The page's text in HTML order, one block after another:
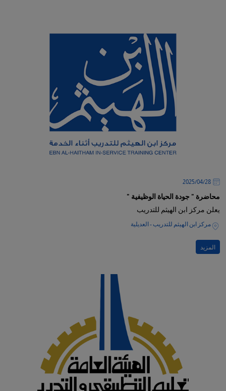
28‏/04‏/2025
محاضرة " جودة الحياة الوظيفية "
يعلن مركز ابن الهيثم للتدريب
مركز ابن الهيثم للتدريب - العديلية
المزيد